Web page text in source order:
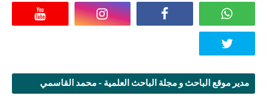
مدير موقع الباحث و مجلة الباحث العلمية - محمد القاسمي